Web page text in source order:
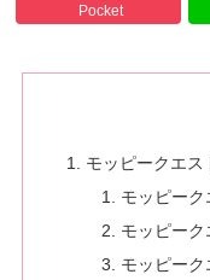
Pocket
モッピークエス
モッピーク
モッピー
モッピーク